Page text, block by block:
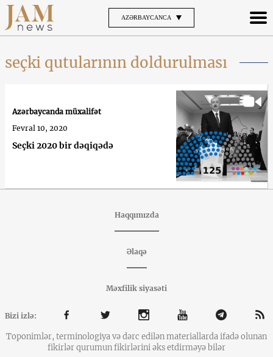
AZƏRBAYCANCA
seçki qutularının doldurulması
Seçki 2020 bir dəqiqədə
Azərbaycanda müxalifət
Fevral 10, 2020
Haqqımızda
Əlaqə
Məxfilik siyasəti
Bizi izlə:
Toponimlər, terminologiya və dərc edilən materiallarda ifadə olunan
fikirlər qurumun fikirlərini əks etdirməyə bilər